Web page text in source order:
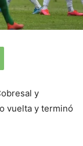
y
vuelta y terminó